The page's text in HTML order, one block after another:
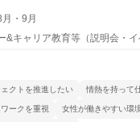
・9月
&キャリア教育等（説明会・
クトを推進したい 情熱を持って
ークを重視 女性が働きやすい環